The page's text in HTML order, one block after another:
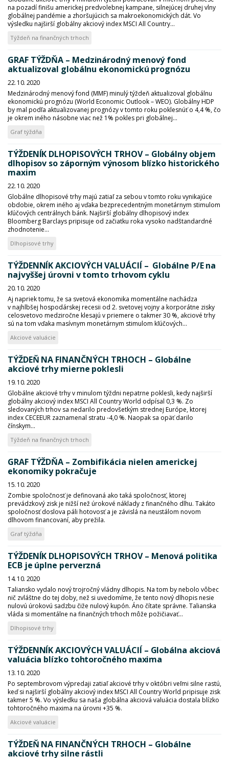
na pozadí finišu americkej predvolebnej kampane, silnejúcej druhej vlny
globálnej pandémie a zhoršujúcich sa makroekonomických dát. Vo
výsledku najširší globálny akciový index MSCI All Country...
Týždeň na finančných trhoch
GRAF TÝŽDŇA – Medzinárodný menový fond
aktualizoval globálnu ekonomickú prognózu
22. 10. 2020
Medzinárodný menový fond (MMF) minulý týždeň aktualizoval globálnu
ekonomickú prognózu (World Economic Outlook – WEO). Globálny HDP
by mal podľa aktualizovanej prognózy v tomto roku poklesnúť o 4,4 %, čo
je okrem iného násobne viac než 1% pokles pri globálnej...
Graf týždňa
TÝŽDENÍK DLHOPISOVÝCH TRHOV – Globálny objem
dlhopisov so záporným výnosom blízko historického
maxim
22. 10. 2020
Globálne dlhopisové trhy majú zatiaľ za sebou v tomto roku vynikajúce
obdobie, okrem iného aj vďaka bezprecedentným monetárnym stimulom
kľúčových centrálnych bánk. Najširší globálny dlhopisový index
Bloomberg Barclays pripisuje od začiatku roka vysoko nadštandardné
zhodnotenie...
Dlhopisové trhy
TÝŽDENNÍK AKCIOVÝCH VALUÁCIÍ – Globálne P/E na
najvyššej úrovni v tomto trhovom cyklu
20. 10. 2020
Aj napriek tomu, že sa svetová ekonomika momentálne nachádza
v najhlbšej hospodárskej recesii od 2. svetovej vojny a korporátne zisky
celosvetovo medziročne klesajú v priemere o takmer 30 %, akciové trhy
sú na tom vďaka masívnym monetárnym stimulom kľúčových...
Akciové valuácie
TÝŽDEŇ NA FINANČNÝCH TRHOCH – Globálne
akciové trhy mierne poklesli
19. 10. 2020
Globálne akciové trhy v minulom týždni nepatrne poklesli, kedy najširší
globálny akciový index MSCI All Country World odpísal 0,3 %. Zo
sledovaných trhov sa nedarilo predovšetkým strednej Európe, ktorej
index CECEEUR zaznamenal stratu -4,0 %. Naopak sa opäť darilo
čínskym...
Týždeň na finančných trhoch
GRAF TÝŽDŇA – Zombifikácia nielen americkej
ekonomiky pokračuje
15. 10. 2020
Zombie spoločnosť je definovaná ako taká spoločnosť, ktorej
prevádzkový zisk je nižší než úrokové náklady z finančného dlhu. Takáto
spoločnosť doslova páli hotovosť a je závislá na neustálom novom
dlhovom financovaní, aby prežila.
Graf týždňa
TÝŽDENÍK DLHOPISOVÝCH TRHOV – Menová politika
ECB je úplne perverzná
14. 10. 2020
Taliansko vydalo nový trojročný vládny dlhopis. Na tom by nebolo vôbec
nič zvláštne do tej doby, než si uvedomíme, že tento nový dlhopis nesie
nulovú úrokovú sadzbu čiže nulový kupón. Áno čítate správne. Talianska
vláda si momentálne na finančných trhoch môže požičiavať...
Dlhopisové trhy
TÝŽDENNÍK AKCIOVÝCH VALUÁCIÍ – Globálna akciová
valuácia blízko tohtoročného maxima
13. 10. 2020
Po septembrovom výpredaji zatiaľ akciové trhy v októbri veľmi silne rastú,
keď si najširší globálny akciový index MSCI All Country World pripisuje zisk
takmer 5 %. Vo výsledku sa naša globálna akciová valuácia dostala blízko
tohtoročného maxima na úrovni +35 %.
Akciové valuácie
TÝŽDEŇ NA FINANČNÝCH TRHOCH – Globálne
akciové trhy silne rástli